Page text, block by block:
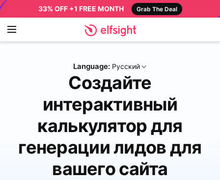
33% OFF +1 FREE MONTH Grab The Deal
Language: Русский
Создайте
интерактивный
калькулятор для
генерации лидов для
вашего сайта